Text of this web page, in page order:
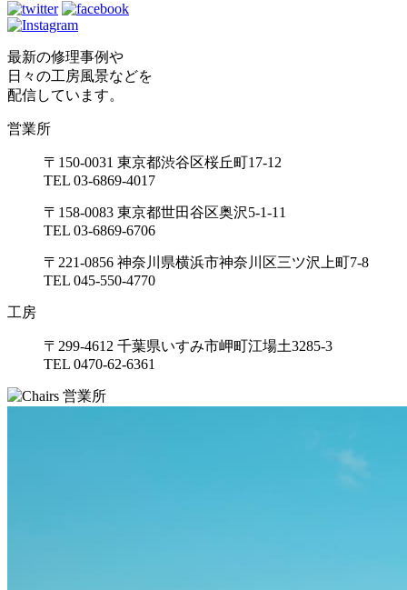
最新の修理事例や
日々の工房風景などを
配信しています。
営業所
〒150-0031 東京都渋谷区桜丘町17-12
TEL 03-6869-4017
〒158-0083 東京都世田谷区奥沢5-1-11
TEL 03-6869-6706
〒221-0856 神奈川県横浜市神奈川区三ツ沢上町7-8
TEL 045-550-4770
工房
〒299-4612 千葉県いすみ市岬町江場土3285-3
TEL 0470-62-6361